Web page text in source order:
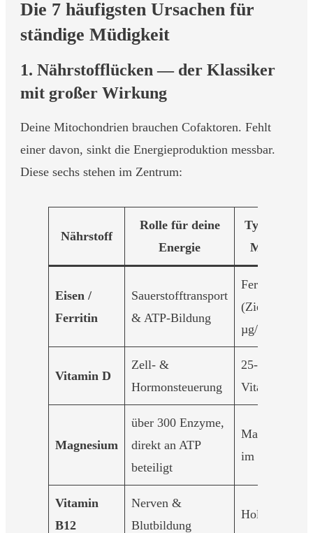
Die 7 häufigsten Ursachen für
ständige Müdigkeit
1. Nährstofflücken — der Klassiker
mit großer Wirkung
Deine Mitochondrien brauchen Cofaktoren. Fehlt
einer davon, sinkt die Energieproduktion messbar.
Diese sechs stehen im Zentrum:
Nährstoff
Rolle für deine
Energie
Typischer
Marker
Eisen /
Ferritin
Sauerstofftransport
& ATP-Bildung
Ferritin
(Ziel > 50
µg/l)
Vitamin D
Zell- &
Hormonsteuerung
25-OH-
Vitamin-D
Magnesium
über 300 Enzyme,
direkt an ATP
beteiligt
Magnesium
im Vollblut
Vitamin
B12
Nerven &
Blutbildung
Holo-TC